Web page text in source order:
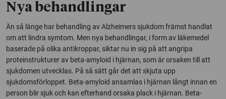
Nya behandlingar
Än så länge har behandling av Alzheimers sjukdom främst handlat
om att lindra symtom. Men nya behandlingar, i form av läkemedel
baserade på olika antikroppar, siktar nu in sig på att angripa
proteinstrukturer av beta-amyloid i hjärnan, som är orsaken till att
sjukdomen utvecklas. På så sätt går det att skjuta upp
sjukdomsförloppet. Beta-amyloid ansamlas i hjärnan långt innan en
person blir sjuk och kan efterhand orsaka plack i hjärnan. Beta-